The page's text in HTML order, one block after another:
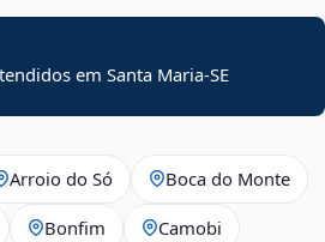
em Santa Maria-SE
Arroio do Só Boca do Monte
Bonfim Camobi